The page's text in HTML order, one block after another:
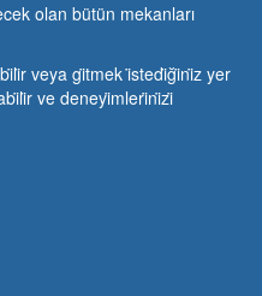
olan bütün mekanları
veya gi̇tmek i̇stedi̇ği̇ni̇z yer
ve deneyi̇mleri̇ni̇zi̇